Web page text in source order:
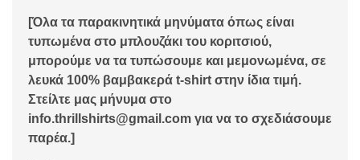
[Όλα τα παρακινητικά μηνύματα όπως είναι
τυπωμένα στο μπλουζάκι του κοριτσιού,
μπορούμε να τα τυπώσουμε και μεμονωμένα, σε
λευκά 100% βαμβακερά t-shirt στην ίδια τιμή.
Στείλτε μας μήνυμα στο
info.thrillshirts@gmail.com για να το σχεδιάσουμε
παρέα.]